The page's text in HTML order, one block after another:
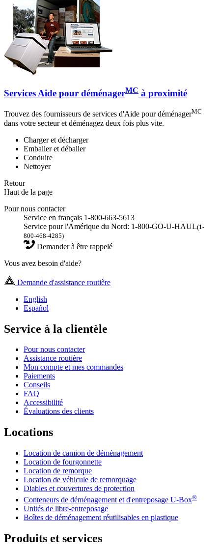
Services Aide pour déménagerMC à proximité
Trouvez des fournisseurs de services d'Aide pour déménagerMC
dans votre secteur et déménagez deux fois plus vite.
Charger et décharger
Emballer et déballer
Conduire
Nettoyer
Retour
Haut de la page
Pour nous contacter
Service en français 1-800-663-5613
Service pour l'Amérique du Nord: 1-800-GO-U-HAUL(1-
800-468-4285)
Demander à être rappelé
Vous avez besoin d'aide?
Demande d'assistance routière
English
Español
Service à la clientèle
Pour nous contacter
Assistance routière
Mon compte et mes commandes
Paiements
Conseils
FAQ
Accessibilité
Évaluations des clients
Locations
Location de camion de déménagement
Location de fourgonnette
Location de remorque
Location de véhicule de remorquage
Diables et couvertures de protection
Conteneurs de déménagement et d'entreposage U-Box®
Unités de libre-entreposage
Boîtes de déménagement réutilisables en plastique
Produits et services